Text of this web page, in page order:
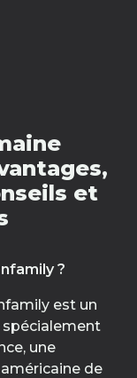
et
?
est un
spécialement
une
de